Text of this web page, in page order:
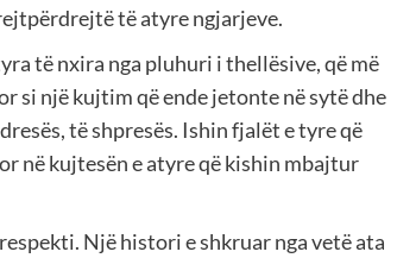
të atyre ngjarjeve.
të nxira nga pluhuri i thellësive, që më
si një kujtim që ende jetonte në sytë dhe
të shpresës. Ishin fjalët e tyre që
në kujtesën e atyre që kishin mbajtur
Një histori e shkruar nga vetë ata